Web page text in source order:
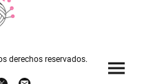
derechos reservados.